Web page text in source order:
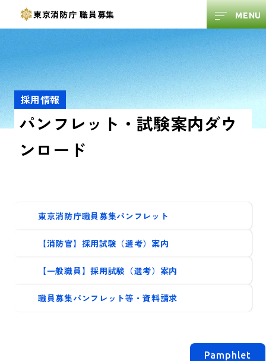
東京消防庁職員募集
採用情報
パンフレット・試験案内ダウ
ンロード
東京消防庁職員募集パンフレット
【消防官】採用試験（選考）案内
【一般職員】採用試験（選考）案内
職員募集パンフレット等・資料請求
Pamphlet